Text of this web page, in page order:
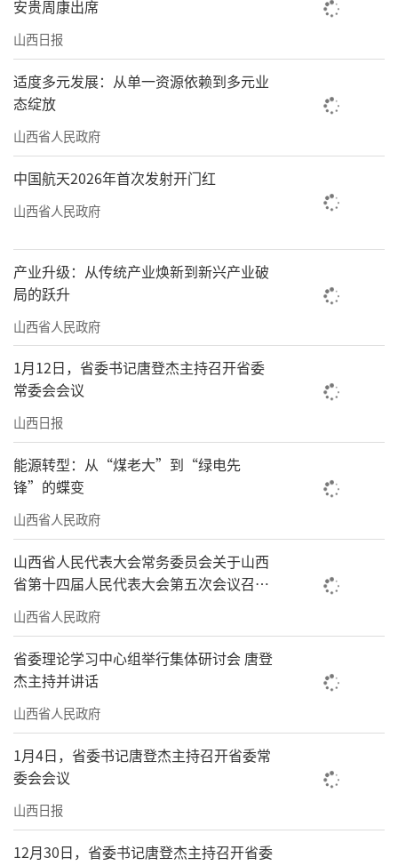
安贵周康出席
山西日报
适度多元发展：从单一资源依赖到多元业
态绽放
山西省人民政府
中国航天2026年首次发射开门红
山西省人民政府
产业升级：从传统产业焕新到新兴产业破
局的跃升
山西省人民政府
1月12日，省委书记唐登杰主持召开省委
常委会会议
山西日报
能源转型：从“煤老大”到“绿电先
锋”的蝶变
山西省人民政府
山西省人民代表大会常务委员会关于山西
省第十四届人民代表大会第五次会议召开
时间的决定
山西省人民政府
省委理论学习中心组举行集体研讨会 唐登
杰主持并讲话
山西省人民政府
1月4日，省委书记唐登杰主持召开省委常
委会会议
山西日报
12月30日，省委书记唐登杰主持召开省委